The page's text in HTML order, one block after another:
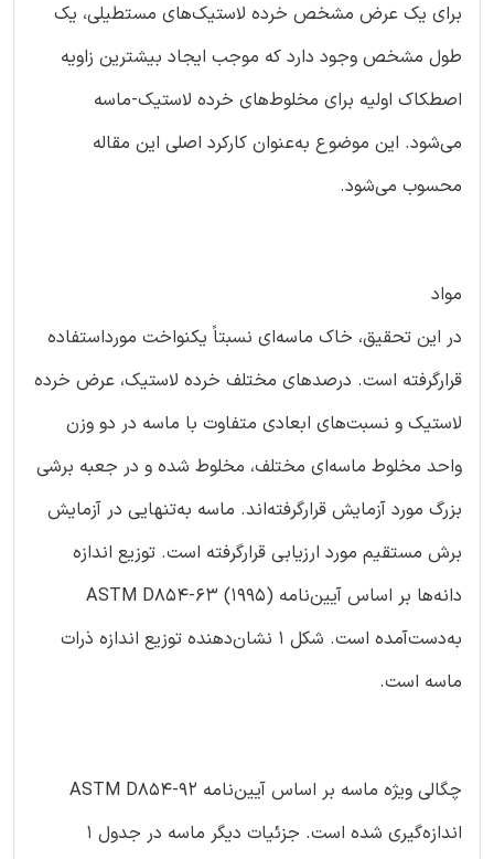
برای یک عرض مشخص خرده لاستیک‌های مستطیلی، یک
طول مشخص وجود دارد که موجب ایجاد بیشترین زاویه
اصطکاک اولیه برای مخلوط‌های خرده لاستیک-ماسه
می‌شود. این موضوع به‌عنوان کارکرد اصلی این مقاله
محسوب می‌شود.
مواد
در این تحقیق، خاک ماسه‌ای نسبتاً یکنواخت مورداستفاده
قرارگرفته است. درصدهای مختلف خرده لاستیک، عرض خرده
لاستیک و نسبت‌های ابعادی متفاوت با ماسه در دو وزن
واحد مخلوط ماسه‌ای مختلف، مخلوط شده و در جعبه برشی
بزرگ مورد آزمایش قرارگرفته‌اند. ماسه به‌تنهایی در آزمایش
برش مستقیم مورد ارزیابی قرارگرفته است. توزیع اندازه
دانه‌ها بر اساس آیین‌نامه ASTM D854-63 (1995)
به‌دست‌آمده است. شکل 1 نشان‌دهنده توزیع اندازه ذرات
ماسه است.
چگالی ویژه ماسه بر اساس آیین‌نامه ASTM D854-92
اندازه‌گیری شده است. جزئیات دیگر ماسه در جدول 1